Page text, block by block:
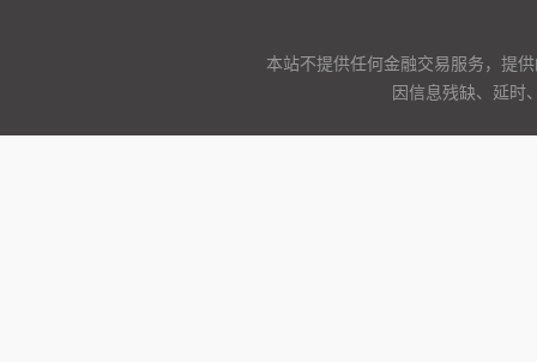
本站不提供任何金融交易服务，提
因信息残缺、延时